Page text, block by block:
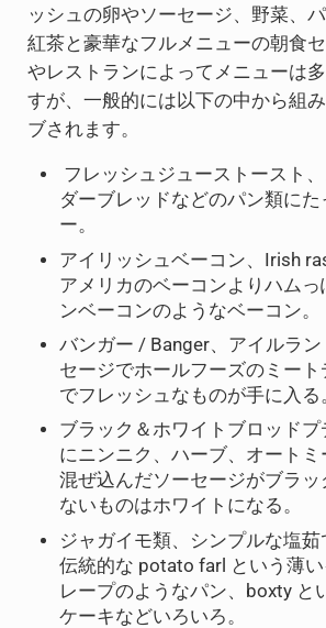
ッシュの卵やソーセージ、野菜、
紅茶と豪華なフルメニューの朝食
やレストランによってメニューは
すが、一般的には以下の中から組
ブされます。
フレッシュジューストースト
ダーブレッドなどのパン類にた
ー。
アイリッシュベーコン、Irish
アメリカのベーコンよりハム
ンベーコンのようなベーコン。
バンガー / Banger、アイルラ
セージでホールフーズのミート
でフレッシュなものが手に入る
ブラック＆ホワイトブロッド
にニンニク、ハーブ、オート
混ぜ込んだソーセージがブラッ
ないものはホワイトになる。
ジャガイモ類、シンプルな塩
伝統的な potato farl という薄
レープのようなパン、boxty と
ケーキなどいろいろ。